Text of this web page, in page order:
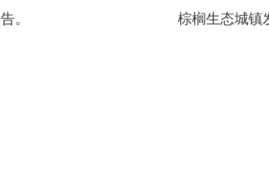
。 特此公告。 棕榈生态城镇发